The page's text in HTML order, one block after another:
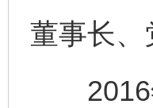
董事长、
2016年
东山县通报“牛蛙产品